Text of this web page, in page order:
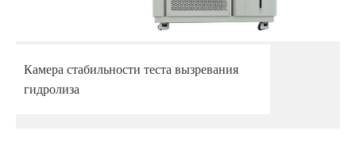
Камера стабильности теста вызревания
гидролиза